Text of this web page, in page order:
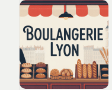
gourmandes et
accords parfaits